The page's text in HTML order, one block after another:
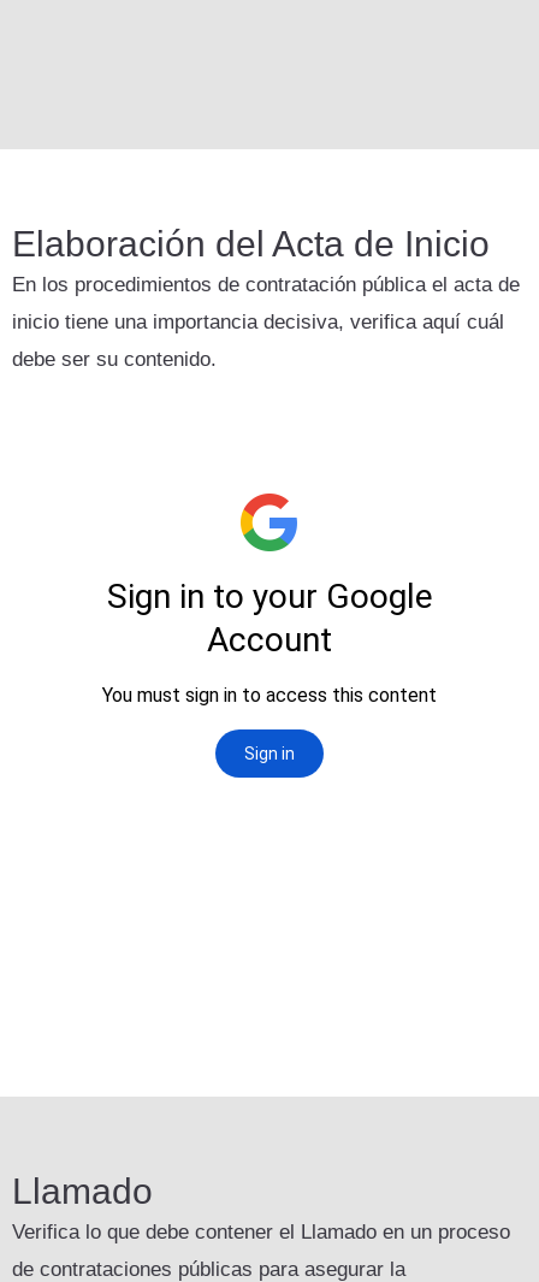
Elaboración del Acta de Inicio
En los procedimientos de contratación pública el acta de
inicio tiene una importancia decisiva, verifica aquí cuál
debe ser su contenido.
Llamado
Verifica lo que debe contener el Llamado en un proceso
de contrataciones públicas para asegurar la